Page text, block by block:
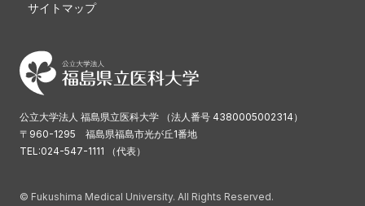
サイトマップ
公立大学法人 福島県立医科大学 （法人番号 4380005002314）
〒960-1295 福島県福島市光が丘1番地
TEL:024-547-1111 （代表）
© Fukushima Medical University. All Rights Reserved.